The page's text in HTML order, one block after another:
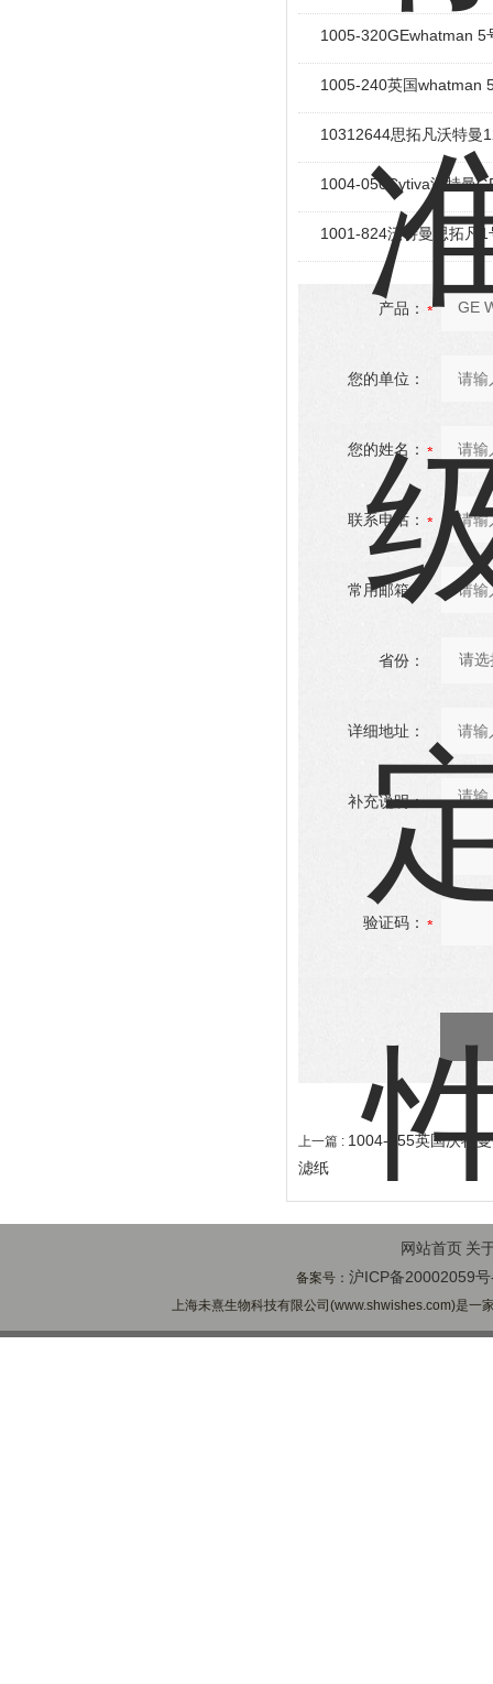
1005-320GEwhatman 5
1005-240英国whatman
10312644思拓凡沃特曼
1004-050Cytiva沃特曼
1001-824沃特曼思拓凡
产品：
您的单位：
您的姓名：
联系电话：
常用邮箱：
省份：
详细地址：
补充说明：
验证码：
上一篇 : 1004-055英国沃特
滤纸
网站首页 关
备案号：沪ICP备20002059
上海未熹生物科技有限公司(www.shwishes.com)是一